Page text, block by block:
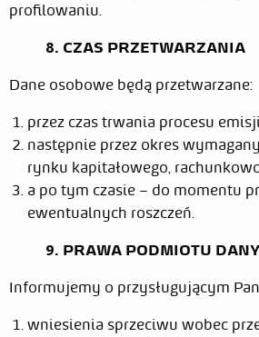
profilowaniu.
8. CZAS PRZETWARZANIA
Dane osobowe będą przetwarzane:
przez czas trwania procesu
następnie przez okres
rynku kapitałowego,
a po tym czasie – do momentu
ewentualnych roszczeń.
9. PRAWA PODMIOTU
Informujemy o przysługującym
wniesienia sprzeciwu wobec